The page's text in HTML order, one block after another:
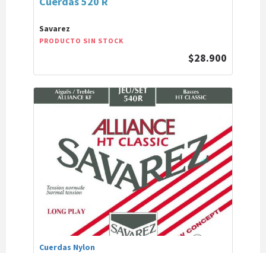
Savarez
PRODUCTO SIN STOCK
$28.900
Cuerdas Nylon